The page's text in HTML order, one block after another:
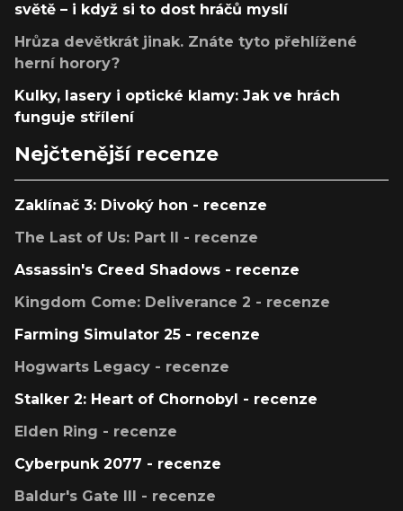
světě – i když si to dost hráčů myslí
Hrůza devětkrát jinak. Znáte tyto přehlížené
herní horory?
Kulky, lasery i optické klamy: Jak ve hrách
funguje střílení
Nejčtenější recenze
Zaklínač 3: Divoký hon - recenze
The Last of Us: Part II - recenze
Assassin's Creed Shadows - recenze
Kingdom Come: Deliverance 2 - recenze
Farming Simulator 25 - recenze
Hogwarts Legacy - recenze
Stalker 2: Heart of Chornobyl - recenze
Elden Ring - recenze
Cyberpunk 2077 - recenze
Baldur's Gate III - recenze